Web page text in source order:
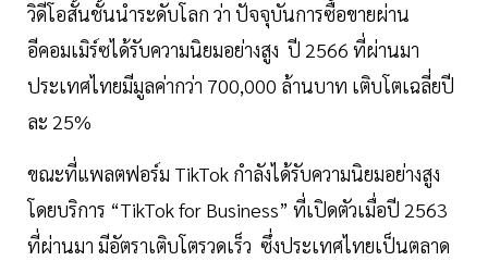
วิดีโอสั้นชั้นนำระดับโลก ว่า ปัจจุบันการซื้อขายผ่าน
อีคอมเมิร์ซได้รับความนิยมอย่างสูง ปี 2566 ที่ผ่านมา
ประเทศไทยมีมูลค่ากว่า 700,000 ล้านบาท เติบโตเฉลี่ยปี
ละ 25%
ขณะที่แพลตฟอร์ม TikTok กำลังได้รับความนิยมอย่างสูง
โดยบริการ “TikTok for Business” ที่เปิดตัวเมื่อปี 2563
ที่ผ่านมา มีอัตราเติบโตรวดเร็ว ซึ่งประเทศไทยเป็นตลาด